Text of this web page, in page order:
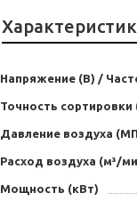
Напряжение (В) /
Точность сортировки
Давление воздуха
Расход воздуха (м³/
Мощность (кВт)